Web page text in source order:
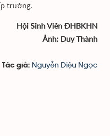
trường.
Hội Sinh Viên ĐHBKHN
Ảnh: Duy Thành
Tác giả: Nguyễn Diệu Ngọc